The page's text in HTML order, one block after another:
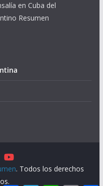
en Cuba del
Resumen
. Todos los derechos